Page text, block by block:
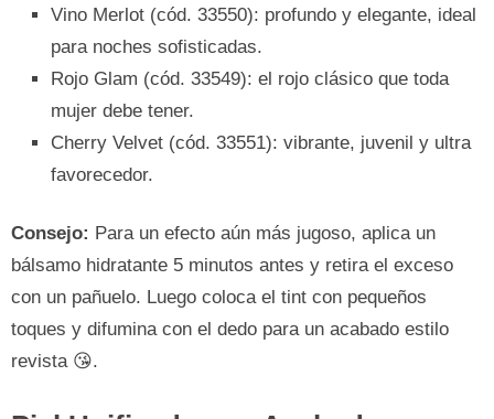
Vino Merlot (cód. 33550): profundo y elegante, ideal
para noches sofisticadas.
Rojo Glam (cód. 33549): el rojo clásico que toda
mujer debe tener.
Cherry Velvet (cód. 33551): vibrante, juvenil y ultra
favorecedor.
Consejo: Para un efecto aún más jugoso, aplica un
bálsamo hidratante 5 minutos antes y retira el exceso
con un pañuelo. Luego coloca el tint con pequeños
toques y difumina con el dedo para un acabado estilo
revista 😘.